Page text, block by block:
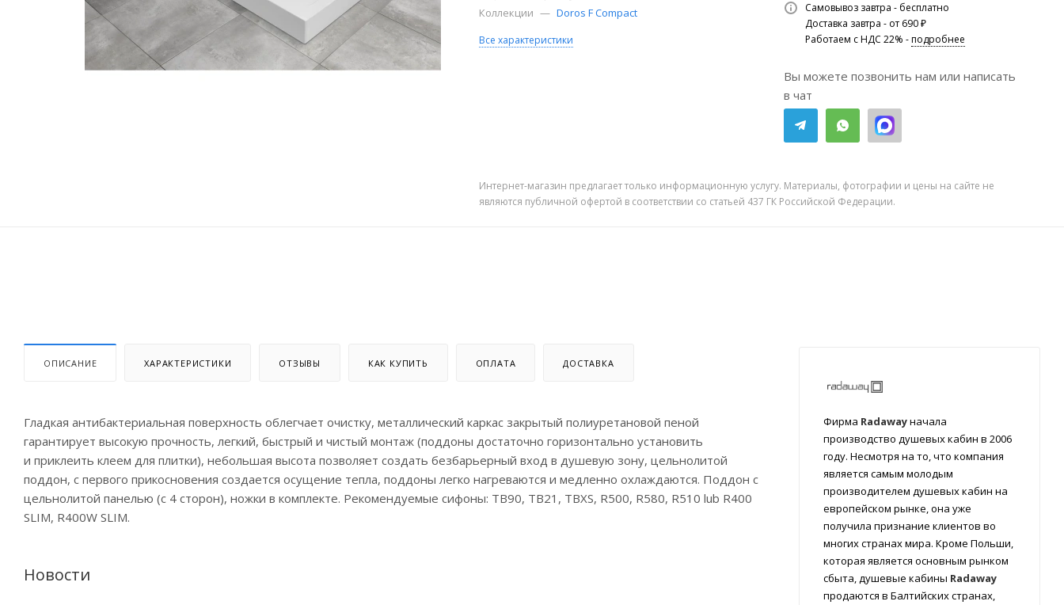
Коллекции — Doros F Compact
Все характеристики
Самовывоз завтра - бесплатно
Доставка завтра - от 690 ₽
Работаем с НДС 22% -подробнее
Вы можете позвонить нам или написать
в чат
Интернет-магазин предлагает только информационную услугу. Материалы, фотографии и цены на сайте не
являются публичной офертой в соответствии со статьей 437 ГК Российской Федерации.
ОПИСАНИЕ ХАРАКТЕРИСТИКИ ОТЗЫВЫ КАК КУПИТЬ ОПЛАТА ДОСТАВКА
Гладкая антибактериальная поверхность облегчает очистку, металлический каркас закрытый полиуретановой пеной
гарантирует высокую прочность, легкий, быстрый и чистый монтаж (поддоны достаточно горизонтально установить
и приклеить клеем для плитки), небольшая высота позволяет создать безбарьерный вход в душевую зону, цельнолитой
поддон, с первого прикосновения создается осущение тепла, поддоны легко нагреваются и медленно охлаждаются. Поддон с
цельнолитой панелью (с 4 сторон), ножки в комплекте. Рекомендуемые сифоны: TB90, TB21, TBXS, R500, R580, R510 lub R400
SLIM, R400W SLIM.
Новости
Фирма Radawayначала
производство душевых кабин в 2006
году. Несмотря на то, что компания
является самым молодым
производителем душевых кабин на
европейском рынке, она уже
получила признание клиентов во
многих странах мира. Кроме Польши,
которая является основным рынком
сбыта, душевые кабины Radaway
продаются в Балтийских странах,